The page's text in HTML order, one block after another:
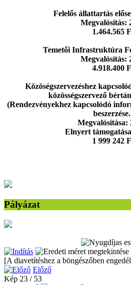
Felelős állattartás
Megvalósítás:
1.464.565
Temetői Infrastruktúra
Megvalósítás:
4.918.400
Közöségszervezéshez
közösségszervező
(Rendezvényekhez kapcsolódó
Megvalósítása:
Elnyert támogatása
1 999 242
Pályázat
[A diavetítéshez a böngészőben
Előző
Kép 23 / 53